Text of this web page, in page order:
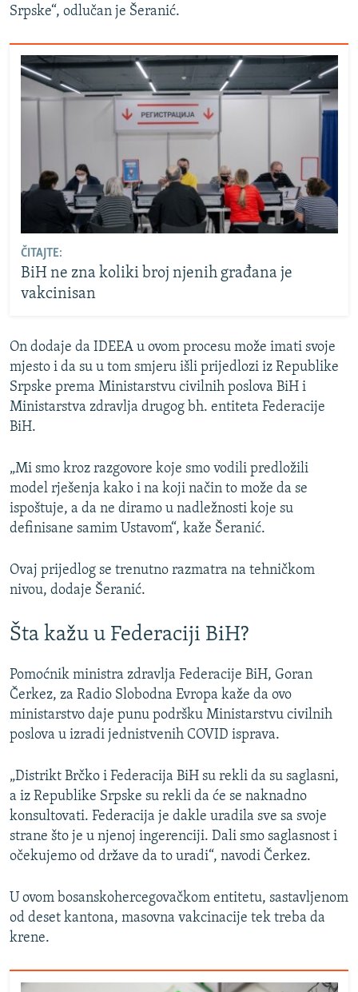
Srpske“, odlučan je Šeranić.
ČITAJTE:
BiH ne zna koliki broj njenih građana je
vakcinisan
On dodaje da IDEEA u ovom procesu može imati svoje
mjesto i da su u tom smjeru išli prijedlozi iz Republike
Srpske prema Ministarstvu civilnih poslova BiH i
Ministarstva zdravlja drugog bh. entiteta Federacije
BiH.
„Mi smo kroz razgovore koje smo vodili predložili
model rješenja kako i na koji način to može da se
ispoštuje, a da ne diramo u nadležnosti koje su
definisane samim Ustavom“, kaže Šeranić.
Ovaj prijedlog se trenutno razmatra na tehničkom
nivou, dodaje Šeranić.
Šta kažu u Federaciji BiH?
Pomoćnik ministra zdravlja Federacije BiH, Goran
Čerkez, za Radio Slobodna Evropa kaže da ovo
ministarstvo daje punu podršku Ministarstvu civilnih
poslova u izradi jednistvenih COVID isprava.
„Distrikt Brčko i Federacija BiH su rekli da su saglasni,
a iz Republike Srpske su rekli da će se naknadno
konsultovati. Federacija je dakle uradila sve sa svoje
strane što je u njenoj ingerenciji. Dali smo saglasnost i
očekujemo od države da to uradi“, navodi Čerkez.
U ovom bosanskohercegovačkom entitetu, sastavljenom
od deset kantona, masovna vakcinacije tek treba da
krene.